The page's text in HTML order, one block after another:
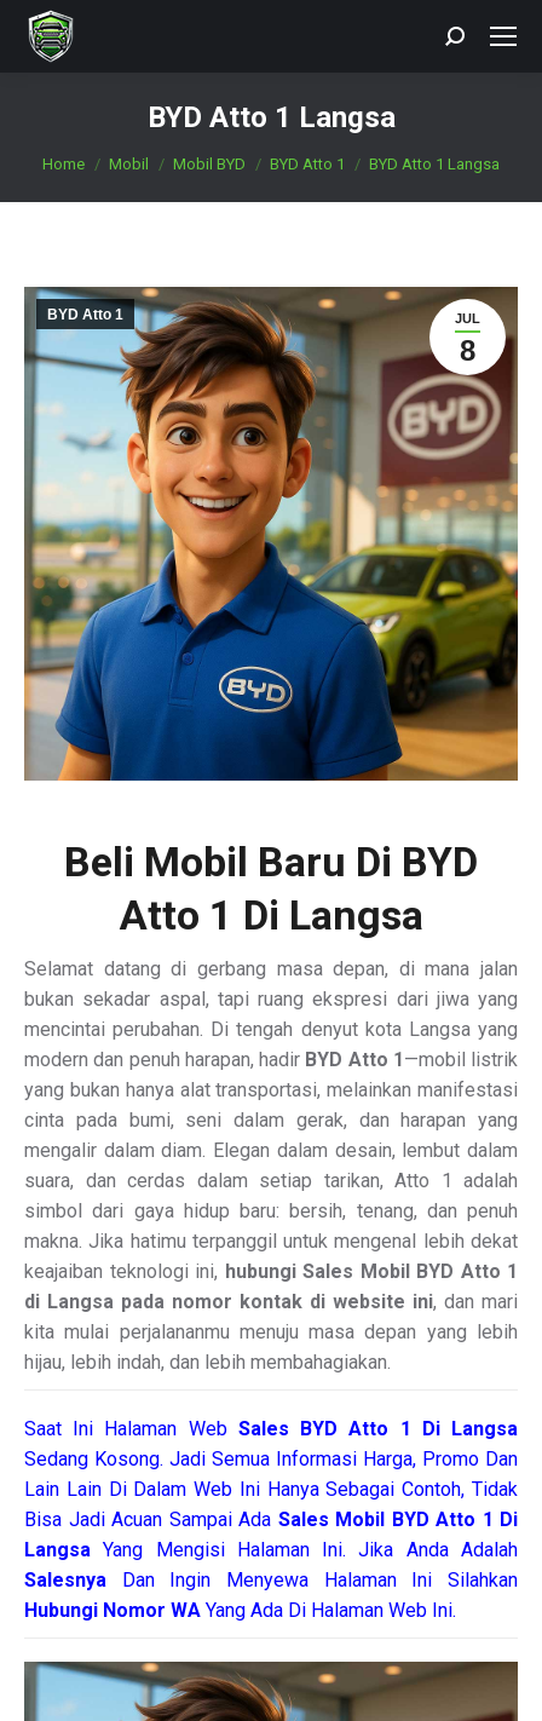
Search:
BYD Atto 1 Langsa
You are here:
Home Mobil Mobil BYD BYD Atto 1 BYD Atto 1 Langsa
JUL
8
BYD Atto 1
Beli Mobil Baru Di BYD
Atto 1 Di Langsa
Selamat datang di gerbang masa depan, di mana jalan
bukan sekadar aspal, tapi ruang ekspresi dari jiwa yang
mencintai perubahan. Di tengah denyut kota Langsa yang
modern dan penuh harapan, hadir BYD Atto 1—mobil listrik
yang bukan hanya alat transportasi, melainkan manifestasi
cinta pada bumi, seni dalam gerak, dan harapan yang
mengalir dalam diam. Elegan dalam desain, lembut dalam
suara, dan cerdas dalam setiap tarikan, Atto 1 adalah
simbol dari gaya hidup baru: bersih, tenang, dan penuh
makna. Jika hatimu terpanggil untuk mengenal lebih dekat
keajaiban teknologi ini, hubungi Sales Mobil BYD Atto 1
di Langsa pada nomor kontak di website ini, dan mari
kita mulai perjalananmu menuju masa depan yang lebih
hijau, lebih indah, dan lebih membahagiakan.
Saat Ini Halaman Web Sales BYD Atto 1 Di Langsa
Sedang Kosong. Jadi Semua Informasi Harga, Promo Dan
Lain Lain Di Dalam Web Ini Hanya Sebagai Contoh, Tidak
Bisa Jadi Acuan Sampai Ada Sales Mobil BYD Atto 1 Di
LangsaYang Mengisi Halaman Ini. Jika Anda Adalah
Salesnya Dan Ingin Menyewa Halaman Ini Silahkan
Hubungi Nomor WA Yang Ada Di Halaman Web Ini.